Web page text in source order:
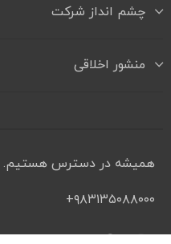
چشم انداز شرکت
منشور اخلاقی
همیشه در دسترس هستیم.
۹۸۳۱۳۵۰۸۸۰۰۰+